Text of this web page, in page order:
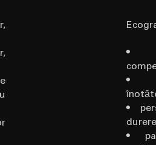
•
•
•
durere
•